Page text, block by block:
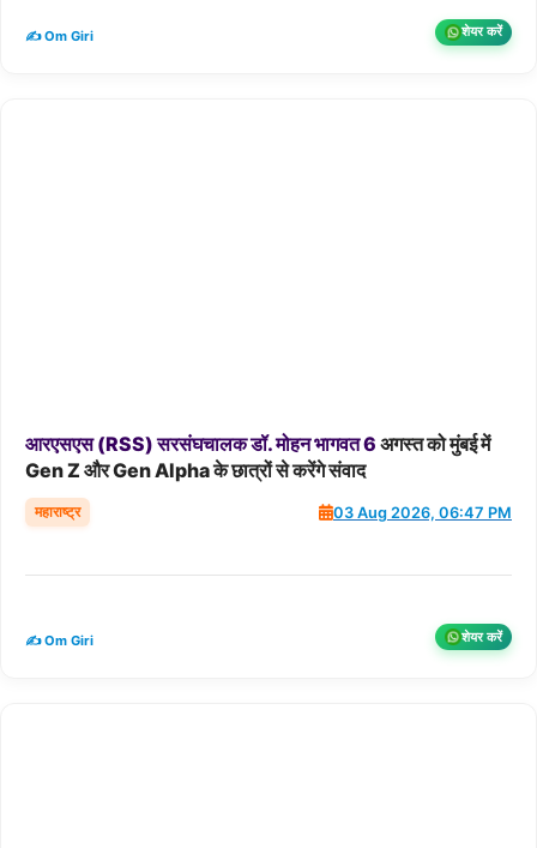
✍️ Om Giri शेयर करें
आरएसएस (RSS) सरसंघचालकडॉ.मोहनभागवत6 अगस्त को मुंबई में
Gen Z और Gen Alpha के छात्रों से करेंगे संवाद
महाराष्ट्र 03 Aug 2026, 06:47 PM
✍️ Om Giri शेयर करें